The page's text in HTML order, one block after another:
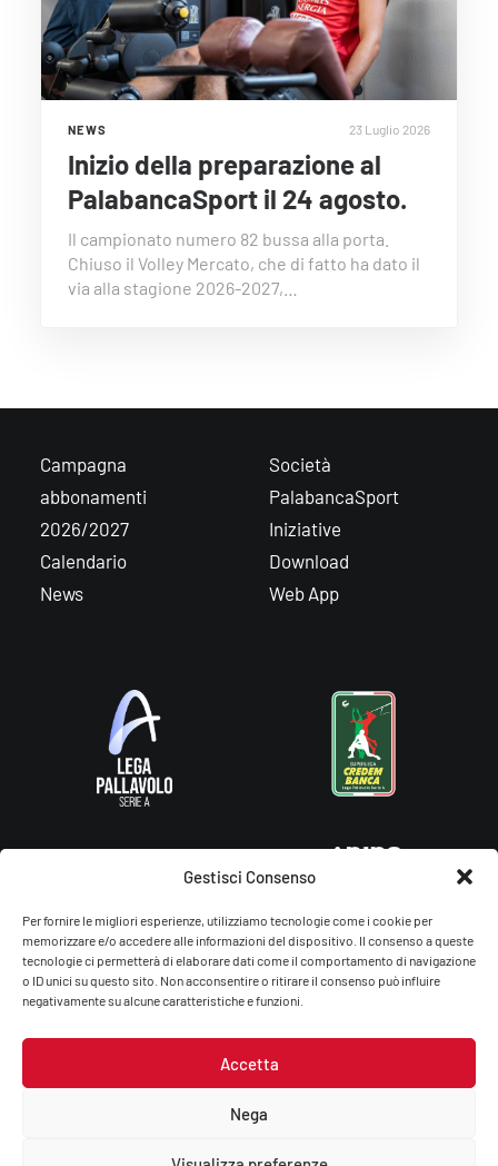
Gestisci Consenso
Per fornire le migliori esperienze, utilizziamo tecnologie come i cookie per
memorizzare e/o accedere alle informazioni del dispositivo. Il consenso a queste
tecnologie ci permetterà di elaborare dati come il comportamento di navigazione
o ID unici su questo sito. Non acconsentire o ritirare il consenso può influire
negativamente su alcune caratteristiche e funzioni.
Accetta
Nega
NEWS 23 Luglio 2026
Inizio della preparazione al
PalabancaSport il 24 agosto.
Il campionato numero 82 bussa alla porta.
Chiuso il Volley Mercato, che di fatto ha dato il
via alla stagione 2026-2027,…
Campagna
abbonamenti
2026/2027
Calendario
News
Società
PalabancaSport
Iniziative
Download
Web App
Gas Sales Bluenergy Volley Piacenza – You Energy Volley Ssdrl
P.Iva/C.F.: 01764660336
Privacy Policy–Cookie Policy